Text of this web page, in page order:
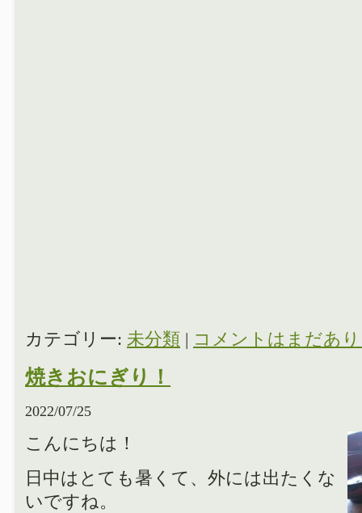
カテゴリー: 未分類 | コメントはまだあ
焼きおにぎり！
2022/07/25
こんにちは！
日中はとても暑くて、外には出たくな
いですね。